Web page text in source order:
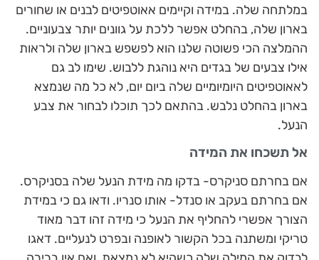
במלתחה שלה. במידה וקיימים אאוטפיטים לבנים או שחורים
בארון שלה, בהחלט אפשר ללכת על גוונים יותר צבעוניים.
ההמלצה הכי פשוטה שלנו הוא לפשפש בארון שלה ולראות
אילו צבעים של בגדים היא נוהגת ללבוש. שימו לב גם
לאאוטפיטים היומיומיים שלה ביום יום, לא כל מה שנמצא
בארון בהחלט נלבש. בהתאם לכך תוכלו לבחור את צבע
הנעל.
אל תשכחו את המידה
אם בחרתם סניקרס- בדקו מה מידת הנעל שלה בסניקרס.
אם בחרתם בעקב או סנדל- אותו סנריו. ודאו גם כי במידת
הצורך אפשרי להחליף את הנעל כי מידה זהו דבר מאוד
טריקי ומשתנה בכל הקשור לאופנה ובפרט לנעליים. דאגו